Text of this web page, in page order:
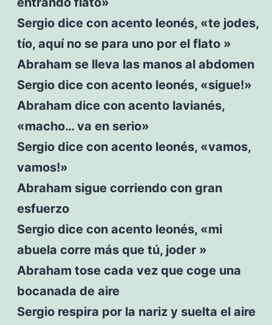
Sergio dice con acento leonés, «te jodes,
tío, aquí no se para uno por el flato »
Abraham se lleva las manos al abdomen
Sergio dice con acento leonés, «sigue!»
Abraham dice con acento lavianés,
«macho… va en serio»
Sergio dice con acento leonés, «vamos,
vamos!»
Abraham sigue corriendo con gran
esfuerzo
Sergio dice con acento leonés, «mi
abuela corre más que tú, joder »
Abraham tose cada vez que coge una
bocanada de aire
Sergio respira por la nariz y suelta el aire